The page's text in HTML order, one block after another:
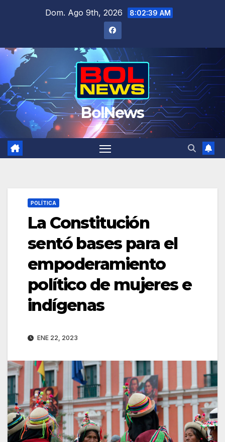
Dom. Ago 9th, 2026 8:02:40 AM
BolNews
POLÍTICA
La Constitución
sentó bases para el
empoderamiento
político de mujeres e
indígenas
ENE 22, 2023